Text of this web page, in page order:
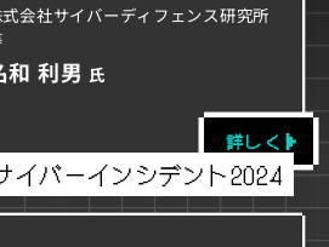
会社サイバーディフェンス研究所
和 利男 氏
詳しく
イバーインシデント2024